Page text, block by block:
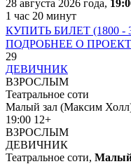
28 августа 2026 года,
1 час 20 минут
КУПИТЬ БИЛЕТ (1800 -
ПОДРОБНЕЕ О
29
ДЕВИЧНИК
ВЗРОСЛЫМ
Театральное соти
Малый зал (Максим
19:00 12+
ВЗРОСЛЫМ
ДЕВИЧНИК
Театральное соти, Малый